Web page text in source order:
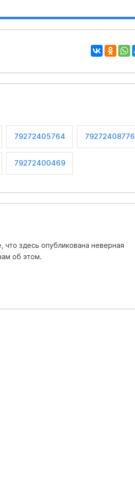
79272405764 79272408776
79272400469
здесь опубликована неверная
об этом.